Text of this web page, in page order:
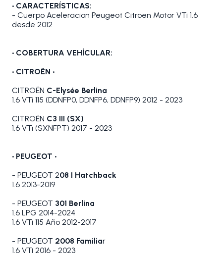
• CARACTERÍSTICAS:
- Cuerpo Aceleracion Peugeot Citroen Motor VTi 1.6
desde 2012
• COBERTURA VEHÍCULAR:
• CITROËN •
CITROËN C-Elysée Berlina
1.6 VTi 115 (DDNFP0, DDNFP6, DDNFP9) 2012 - 2023
CITROËN C3 III (SX)
1.6 VTi (SXNFPT) 2017 - 2023
• PEUGEOT •
- PEUGEOT 208 I Hatchback
1.6 2013-2019
- PEUGEOT 301 Berlina
1.6 LPG 2014-2024
1.6 VTi 115 Año 2012-2017
- PEUGEOT 2008 Familiar
1.6 VTi 2016 - 2023